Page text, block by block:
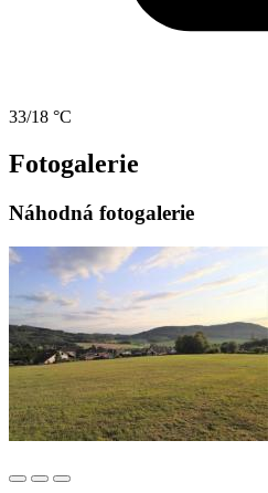
33/18 °C
Fotogalerie
Náhodná fotogalerie